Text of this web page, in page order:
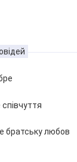
співчуття
братську любов